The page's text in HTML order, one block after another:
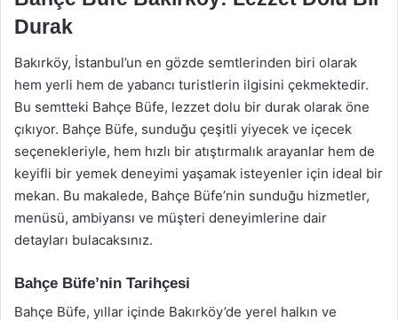
Durak
Bakırköy, İstanbul’un en gözde semtlerinden biri olarak
hem yerli hem de yabancı turistlerin ilgisini çekmektedir.
Bu semtteki Bahçe Büfe, lezzet dolu bir durak olarak öne
çıkıyor. Bahçe Büfe, sunduğu çeşitli yiyecek ve içecek
seçenekleriyle, hem hızlı bir atıştırmalık arayanlar hem de
keyifli bir yemek deneyimi yaşamak isteyenler için ideal bir
mekan. Bu makalede, Bahçe Büfe’nin sunduğu hizmetler,
menüsü, ambiyansı ve müşteri deneyimlerine dair
detayları bulacaksınız.
Bahçe Büfe’nin Tarihçesi
Bahçe Büfe, yıllar içinde Bakırköy’de yerel halkın ve